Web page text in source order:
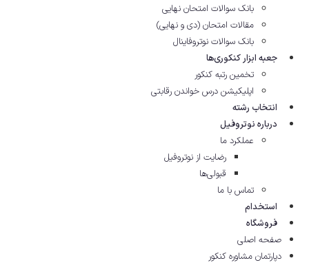
بانک سوالات امتحان نهایی
مقالات امتحان (دی و نهایی)
بانک سوالات نوتروفاینال
جعبه ابزار کنکوری‌ها
تخمین رتبه کنکور
اپلیکیشن درس خواندن رقابتی
انتخاب رشته
درباره نوتروفیل
عملکرد ما
رضایت از نوتروفیل
قبولی‌ها
تماس با ما
استخدام
فروشگاه
صفحه اصلی
دپارتمان مشاوره کنکور